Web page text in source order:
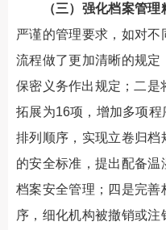
（三）强化档案管理
严谨的管理要求，如对不
流程做了更加清晰的规
保密义务作出规定；二是
拓展为16项，增加多项
排列顺序，实现立卷归
的安全标准，提出配备
档案安全管理；四是完善
序，细化机构被撤销或